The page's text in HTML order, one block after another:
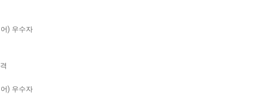
) 우수자
) 우수자